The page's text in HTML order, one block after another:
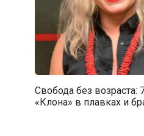
Свобода без возраста:
«Клона» в плавках и